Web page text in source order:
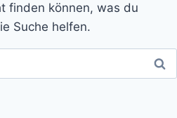
finden können, was du
Suche helfen.